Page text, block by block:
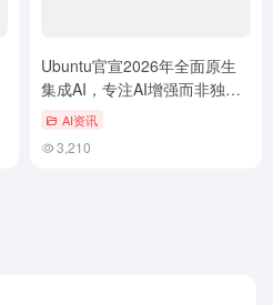
Ubuntu官宣2026年全面原生
集成AI，专注AI增强而非独立
产品AI资讯
3,210